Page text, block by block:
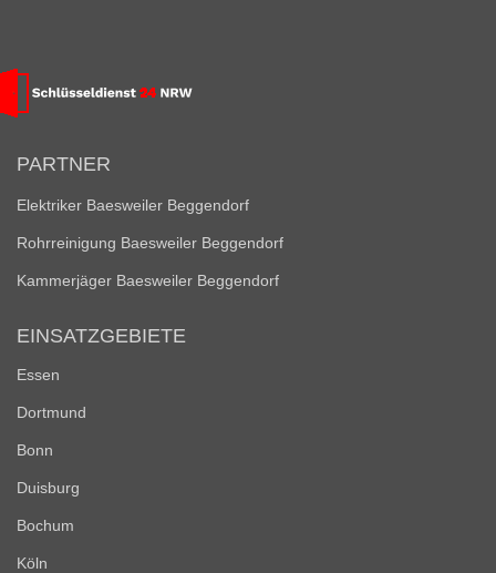
PARTNER
Elektriker Baesweiler Beggendorf
Rohrreinigung Baesweiler Beggendorf
Kammerjäger Baesweiler Beggendorf
EINSATZGEBIETE
Essen
Dortmund
Bonn
Duisburg
Bochum
Köln